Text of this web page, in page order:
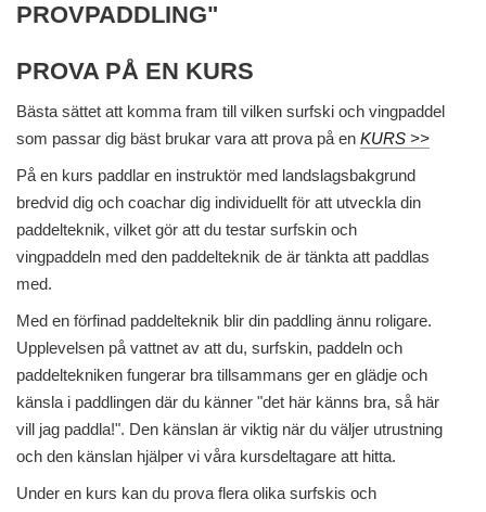
PROVPADDLING"
PROVA PÅ EN KURS
Bästa sättet att komma fram till vilken surfski och vingpaddel
som passar dig bäst brukar vara att prova på en KURS >>
På en kurs paddlar en instruktör med landslagsbakgrund
bredvid dig och coachar dig individuellt för att utveckla din
paddelteknik, vilket gör att du testar surfskin och
vingpaddeln med den paddelteknik de är tänkta att paddlas
med.
Med en förfinad paddelteknik blir din paddling ännu roligare.
Upplevelsen på vattnet av att du, surfskin, paddeln och
paddeltekniken fungerar bra tillsammans ger en glädje och
känsla i paddlingen där du känner "det här känns bra, så här
vill jag paddla!". Den känslan är viktig när du väljer utrustning
och den känslan hjälper vi våra kursdeltagare att hitta.
Under en kurs kan du prova flera olika surfskis och